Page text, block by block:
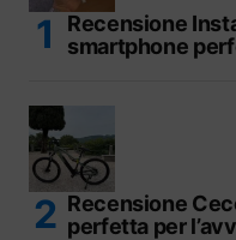
Recensione
smartphone
Recensione
perfetta per